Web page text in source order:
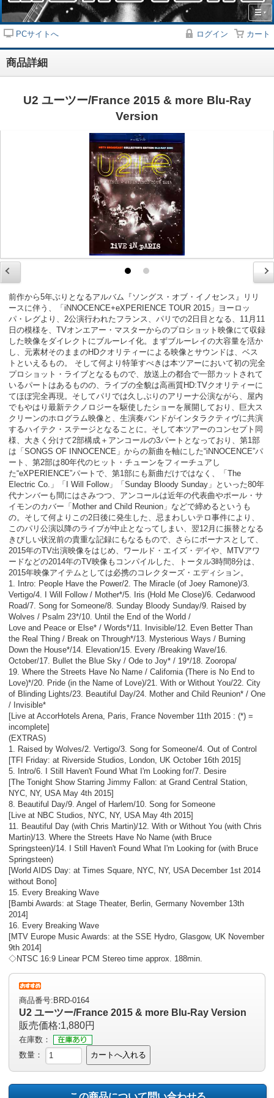
PCサイトへ ログイン カート
商品詳細
U2 ユーツー/France 2015 & more Blu-Ray
Version
前作から5年ぶりとなるアルバム『ソングス・オブ・イノセンス』リリ
ースに伴う、「iNNOCENCE+eXPERIENCE TOUR 2015」ヨーロッ
パ・レグより、2公演行われたフランス、パリでの2日目となる、11月11
日の模様を、TVオンエアー・マスターからのプロショット映像にて収録
した映像をダイレクトにブルーレイ化。まずブルーレイの大容量を活か
し、元素材そのままのHDクオリティーによる映像とサウンドは、ベス
トといえるもの。 そして何より特筆すべきは本ツアーにおいて初の完全
プロショット・ライブとなるもので、放送上の都合で一部カットされて
いるパートはあるものの、ライブの全貌は高画質HD:TVクオリティーに
てほぼ完全再現。そしてパリでは久しぶりのアリーナ公演ながら、屋内
でもやはり最新テクノロジーを駆使したショーを展開しており、巨大ス
クリーンのホログラム映像と、生演奏バンドがインタラクティヴに共演
するハイテク・ステージとなることに。そして本ツアーのコンセプト同
様、大きく分けて2部構成＋アンコールの3パートとなっており、第1部
は「SONGS OF INNOCENCE」からの新曲を軸にした“iNNOCENCE”パ
ート、第2部は80年代のヒット・チューンをフィーチュアし
た“eXPERIENCE”パートで、第1部にも新曲だけではなく、「The
Electric Co.」「I Will Follow」「Sunday Bloody Sunday」といった80年
代ナンバーも間にはさみつつ、アンコールは近年の代表曲やポール・サ
イモンのカバー「Mother and Child Reunion」などで締めるというも
の。そして何よりこの2日後に発生した、忌まわしいテロ事件により、
このパリ公演以降のライブが中止となってしまい、翌12月に振替となる
きびしい状況前の貴重な記録にもなるもので、さらにボーナスとして、
2015年のTV出演映像をはじめ、ワールド・エイズ・デイや、MTVアワ
ードなどの2014年のTV映像もコンパイルした、トータル3時間8分は、
2015年映像アイテムとしては必携のコレクターズ・エディション。
1. Intro: People Have the Power/2. The Miracle (of Joey Ramone)/3.
Vertigo/4. I Will Follow / Mother*/5. Iris (Hold Me Close)/6. Cedarwood
Road/7. Song for Someone/8. Sunday Bloody Sunday/9. Raised by
Wolves / Psalm 23*/10. Until the End of the World /
Love and Peace or Else* / Words*/11. Invisible/12. Even Better Than
the Real Thing / Break on Through*/13. Mysterious Ways / Burning
Down the House*/14. Elevation/15. Every /Breaking Wave/16.
October/17. Bullet the Blue Sky / Ode to Joy* / 19*/18. Zooropa/
19. Where the Streets Have No Name / California (There is No End to
Love)*/20. Pride (in the Name of Love)/21. With or Without You/22. City
of Blinding Lights/23. Beautiful Day/24. Mother and Child Reunion* / One
/ Invisible*
[Live at AccorHotels Arena, Paris, France November 11th 2015 : (*) =
incomplete]
(EXTRAS)
1. Raised by Wolves/2. Vertigo/3. Song for Someone/4. Out of Control
[TFI Friday: at Riverside Studios, London, UK October 16th 2015]
5. Intro/6. I Still Haven't Found What I'm Looking for/7. Desire
[The Tonight Show Starring Jimmy Fallon: at Grand Central Station,
NYC, NY, USA May 4th 2015]
8. Beautiful Day/9. Angel of Harlem/10. Song for Someone
[Live at NBC Studios, NYC, NY, USA May 4th 2015]
11. Beautiful Day (with Chris Martin)/12. With or Without You (with Chris
Martin)/13. Where the Streets Have No Name (with Bruce
Springsteen)/14. I Still Haven't Found What I'm Looking for (with Bruce
Springsteen)
[World AIDS Day: at Times Square, NYC, NY, USA December 1st 2014
without Bono]
15. Every Breaking Wave
[Bambi Awards: at Stage Theater, Berlin, Germany November 13th
2014]
16. Every Breaking Wave
[MTV Europe Music Awards: at the SSE Hydro, Glasgow, UK November
9th 2014]
◇NTSC 16:9 Linear PCM Stereo time approx. 188min.
商品番号:BRD-0164
U2 ユーツー/France 2015 & more Blu-Ray Version
販売価格:1,880円
在庫数：
数量：
カートへ入れる